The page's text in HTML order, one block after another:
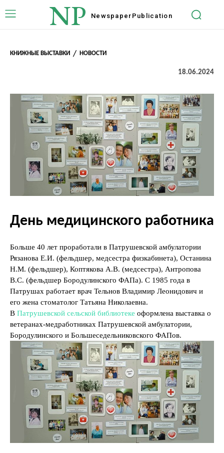
NP Newspaper Publication
КНИЖНЫЕ ВЫСТАВКИ НОВОСТИ
18.06.2024
День медицинского работника
Больше 40 лет проработали в Патрушевской амбулатории
Рязанова Е.И. (фельдшер, медсестра физкабинета), Останина
Н.М. (фельдшер), Коптякова А.В. (медсестра), Антропова
В.С. (фельдшер Бородулинского ФАПа). С 1985 года в
Патрушах работает врач Тельнов Владимир Леонидович и
его жена стоматолог Татьяна Николаевна.
В Патрушевской сельской библиотеке оформлена выставка о
ветеранах-медработниках Патрушевской амбулатории,
Бородулинского и Большеседельниковского ФАПов.